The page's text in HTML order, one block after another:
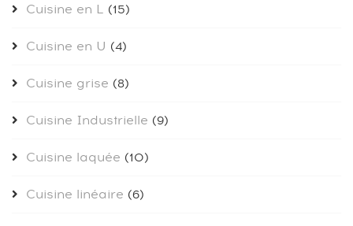
Cuisine en L (15)
Cuisine en U (4)
Cuisine grise (8)
Cuisine Industrielle (9)
Cuisine laquée (10)
Cuisine linéaire (6)